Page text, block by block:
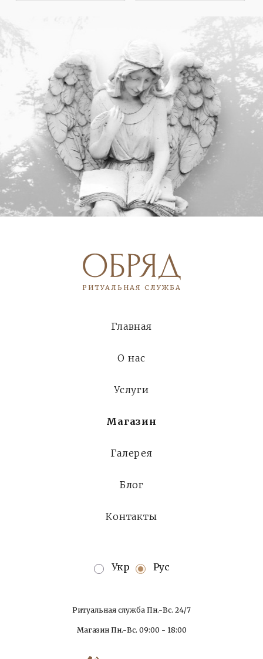
РИТУАЛЬНАЯ СЛУЖБА
Ритуальная служба Пн.-Вс. 24/7
Магазин Пн.-Вс. 09:00 - 18:00
Главная
О нас
Услуги
Магазин
Галерея
Блог
Контакты
Укр Рус